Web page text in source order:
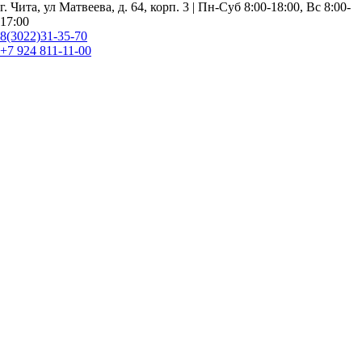
г. Чита, ул Матвеева, д. 64, корп. 3 | Пн-Суб 8:00-18:00, Вс 8:00-
17:00
8(3022)31-35-70
+7 924 811-11-00